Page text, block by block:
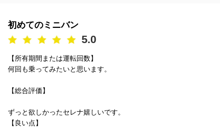
初めてのミニバン
5.0
【所有期間または運転回数】
何回も乗ってみたいと思います。
【総合評価】
ずっと欲しかったセレナ嬉しいです。
【良い点】